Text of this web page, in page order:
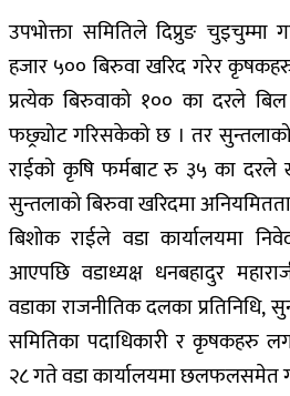
उपभोक्ता समितिले दिप्रुङ चुइचुम्मा
हजार ५०० बिरुवा खरिद गरेर
प्रत्येक बिरुवाको १०० का दरले
फछ्र्योट गरिसकेको छ । तर सुन्तलाको
राईको कृषि फर्मबाट रु ३५ का
सुन्तलाको बिरुवा खरिदमा
बिशोक राईले वडा कार्यालयमा
आएपछि वडाध्यक्ष धनबहादुर
वडाका राजनीतिक दलका प्रतिनिधि,
समितिका पदाधिकारी र कृषकहरु
२८ गते वडा कार्यालयमा छलफलसमेत